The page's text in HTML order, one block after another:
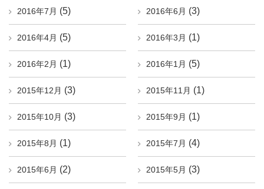
2016年7月 (5) 2016年6月 (3)
2016年4月 (5) 2016年3月 (1)
2016年2月 (1) 2016年1月 (5)
2015年12月 (3) 2015年11月 (1)
2015年10月 (3) 2015年9月 (1)
2015年8月 (1) 2015年7月 (4)
2015年6月 (2) 2015年5月 (3)